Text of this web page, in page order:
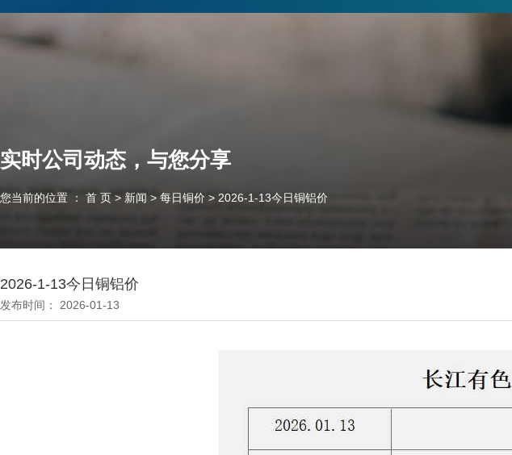
实时公司动态，与您分享
您当前的位置 ： 首 页 > 新闻 > 每日铜价 > 2026-1-13今日铜铝价
2026-1-13今日铜铝价
发布时间： 2026-01-13